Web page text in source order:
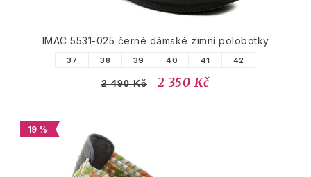
IMAC 5531-025 černé dámské zimní polobotky
37 38 39 40 41 42
2 490 Kč 2 350 Kč
19 %